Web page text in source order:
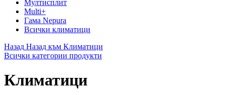
Мултисплит
Multi+
Гама Nepura
Всички климатици
Назад Назад към Климатици
Всички категории продукти
Климатици